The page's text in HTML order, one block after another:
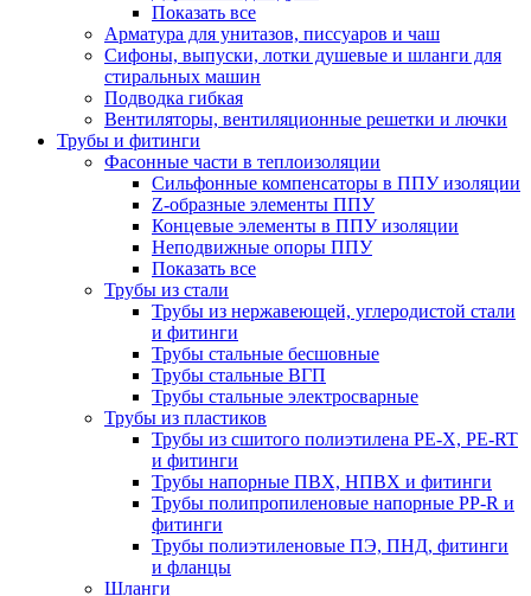
Показать все
Арматура для унитазов, писсуаров и чаш
Сифоны, выпуски, лотки душевые и шланги для
стиральных машин
Подводка гибкая
Вентиляторы, вентиляционные решетки и лючки
Трубы и фитинги
Фасонные части в теплоизоляции
Cильфонные компенсаторы в ППУ изоляции
Z-образные элементы ППУ
Концевые элементы в ППУ изоляции
Неподвижные опоры ППУ
Показать все
Трубы из стали
Трубы из нержавеющей, углеродистой стали
и фитинги
Трубы стальные бесшовные
Трубы стальные ВГП
Трубы стальные электросварные
Трубы из пластиков
Трубы из сшитого полиэтилена PE-X, PE-RT
и фитинги
Трубы напорные ПВХ, НПВХ и фитинги
Трубы полипропиленовые напорные PP-R и
фитинги
Трубы полиэтиленовые ПЭ, ПНД, фитинги
и фланцы
Шланги